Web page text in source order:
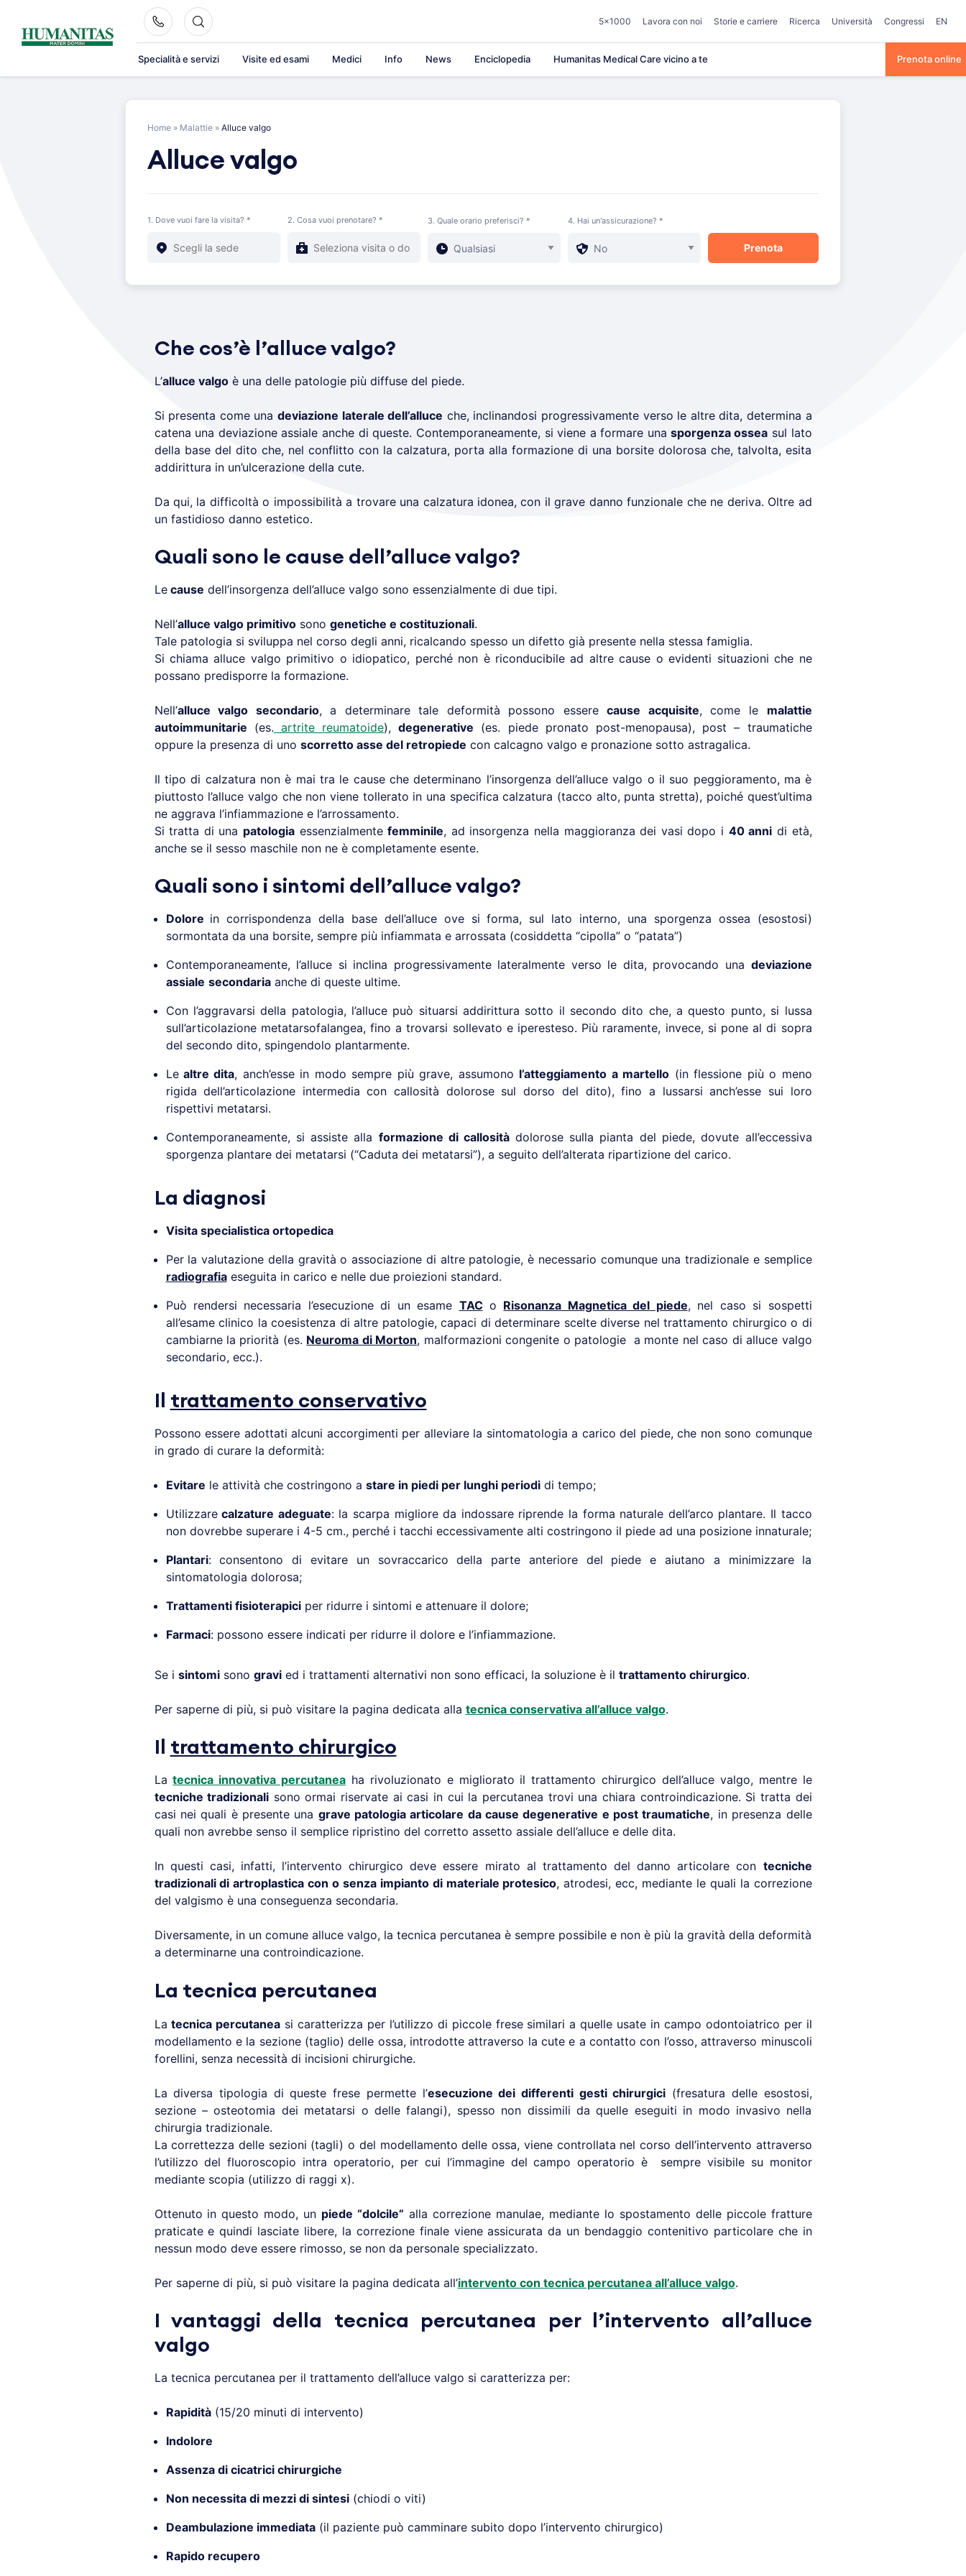
content
5×1000 Lavora con noi Storie e carriere Ricerca Università Congressi EN
Specialità e servizi Visite ed esami Medici Info News Enciclopedia Humanitas Medical Care vicino a te Prenota online
Home » Malattie » Alluce valgo
Alluce valgo
1. Dove vuoi fare la visita? * 2. Cosa vuoi prenotare? * 3. Quale orario preferisci? * 4. Hai un'assicurazione? *
Che cos’è l’alluce valgo?
L’alluce valgoè una delle patologie più diffuse del piede.
Si presenta come una deviazione laterale dell’alluce che, inclinandosi progressivamente verso le altre dita, determina a
catena una deviazione assiale anche di queste. Contemporaneamente, si viene a formare una sporgenza ossea sul lato
della base del dito che, nel conflitto con la calzatura, porta alla formazione di una borsite dolorosa che, talvolta, esita
addirittura in un’ulcerazione della cute.
Da qui, la difficoltà o impossibilità a trovare una calzatura idonea, con il grave danno funzionale che ne deriva. Oltre ad
un fastidioso danno estetico.
Quali sono le cause dell’alluce valgo?
Lecause dell’insorgenza dell’alluce valgo sono essenzialmente di due tipi.
Nell’alluce valgo primitivosono genetiche e costituzionali.
Tale patologia si sviluppa nel corso degli anni, ricalcando spesso un difetto già presente nella stessa famiglia.
Si chiama alluce valgo primitivo o idiopatico, perché non è riconducibile ad altre cause o evidenti situazioni che ne
possano predisporre la formazione.
Nell’alluce valgo secondario, a determinare tale deformità possono esserecause acquisite, come le malattie
autoimmunitarie (es. artrite reumatoide),degenerative (es. piede pronato post-menopausa), post – traumatiche
oppure la presenza di uno scorretto asse del retropiede con calcagno valgo e pronazione sotto astragalica.
Il tipo di calzatura non è mai tra le cause che determinano l’insorgenza dell’alluce valgo o il suo peggioramento, ma è
piuttosto l’alluce valgo che non viene tollerato in una specifica calzatura (tacco alto, punta stretta), poiché quest’ultima
ne aggrava l’infiammazione e l’arrossamento.
Si tratta di una patologiaessenzialmentefemminile, ad insorgenza nella maggioranza dei vasi dopo i 40 anni di età,
anche se il sesso maschile non ne è completamente esente.
Quali sono i sintomi dell’alluce valgo?
Dolore in corrispondenza della base dell’alluce ove si forma, sul lato interno, una sporgenza ossea (esostosi)
sormontata da una borsite, sempre più infiammata e arrossata (cosiddetta “cipolla” o “patata”)
Contemporaneamente, l’alluce si inclina progressivamente lateralmente verso le dita, provocando una deviazione
assiale secondariaanche di queste ultime.
Con l’aggravarsi della patologia, l’alluce può situarsi addirittura sotto il secondo dito che, a questo punto, si lussa
sull’articolazione metatarsofalangea, fino a trovarsi sollevato e iperesteso. Più raramente, invece, si pone al di sopra
del secondo dito, spingendolo plantarmente.
Lealtre dita, anch’esse in modo sempre più grave, assumono l’atteggiamento a martello (in flessione più o meno
rigida dell’articolazione intermedia con callosità dolorose sul dorso del dito), fino a lussarsi anch’esse sui loro
rispettivi metatarsi.
Contemporaneamente, si assiste alla formazione di callosità dolorose sulla pianta del piede, dovute all’eccessiva
sporgenza plantare dei metatarsi (“Caduta dei metatarsi”), a seguito dell’alterata ripartizione del carico.
La diagnosi
Visita specialistica ortopedica
Per la valutazione della gravità o associazione di altre patologie, è necessario comunque una tradizionale e semplice
radiografiaeseguita in carico e nelle due proiezioni standard.
Può rendersi necessaria l’esecuzione di un esame TACo Risonanza Magnetica del piede, nel caso si sospetti
all’esame clinico la coesistenza di altre patologie, capaci di determinare scelte diverse nel trattamento chirurgico o di
cambiarne la priorità (es. Neuroma di Morton, malformazioni congenite o patologie a monte nel caso di alluce valgo
secondario, ecc.).
trattamento conservativo
Possono essere adottati alcuni accorgimenti per alleviare la sintomatologia a carico del piede, che non sono comunque
in grado di curare la deformità:
Evitare le attività che costringono a stare in piedi per lunghi periodidi tempo;
Utilizzarecalzature adeguate: la scarpa migliore da indossare riprende la forma naturale dell’arco plantare. Il tacco
non dovrebbe superare i 4-5 cm., perché i tacchi eccessivamente alti costringono il piede ad una posizione innaturale;
Plantari: consentono di evitare un sovraccarico della parte anteriore del piede e aiutano a minimizzare la
sintomatologia dolorosa;
Trattamenti fisioterapiciper ridurre i sintomi e attenuare il dolore;
Farmaci: possono essere indicati per ridurre il dolore e l’infiammazione.
Se i sintomisono gravied i trattamenti alternativi non sono efficaci, la soluzione è il trattamento chirurgico.
Per saperne di più, si può visitare la pagina dedicata alla tecnica conservativa all’alluce valgo.
trattamento chirurgico
Latecnica innovativa percutanea ha rivoluzionato e migliorato il trattamento chirurgico dell’alluce valgo, mentre le
tecniche tradizionali sono ormai riservate ai casi in cui la percutanea trovi una chiara controindicazione. Si tratta dei
casi nei quali è presente una grave patologia articolare da cause degenerative e post traumatiche, in presenza delle
quali non avrebbe senso il semplice ripristino del corretto assetto assiale dell’alluce e delle dita.
In questi casi, infatti, l’intervento chirurgico deve essere mirato al trattamento del danno articolare con tecniche
tradizionali di artroplastica con o senza impianto di materiale protesico, atrodesi, ecc, mediante le quali la correzione
del valgismo è una conseguenza secondaria.
Diversamente, in un comune alluce valgo, la tecnica percutanea è sempre possibile e non è più la gravità della deformità
a determinarne una controindicazione.
La tecnica percutanea
Latecnica percutanea si caratterizza per l’utilizzo di piccole frese similari a quelle usate in campo odontoiatrico per il
modellamento e la sezione (taglio) delle ossa, introdotte attraverso la cute e a contatto con l’osso, attraverso minuscoli
forellini, senza necessità di incisioni chirurgiche.
La diversa tipologia di queste frese permette l’esecuzione dei differenti gesti chirurgici (fresatura delle esostosi,
sezione – osteotomia dei metatarsi o delle falangi), spesso non dissimili da quelle eseguiti in modo invasivo nella
chirurgia tradizionale.
La correttezza delle sezioni (tagli) o del modellamento delle ossa, viene controllata nel corso dell’intervento attraverso
l’utilizzo del fluoroscopio intra operatorio, per cui l’immagine del campo operatorio è sempre visibile su monitor
mediante scopia (utilizzo di raggi x).
Ottenuto in questo modo, un piede “dolcile” alla correzione manulae, mediante lo spostamento delle piccole fratture
praticate e quindi lasciate libere, la correzione finale viene assicurata da un bendaggio contenitivo particolare che in
nessun modo deve essere rimosso, se non da personale specializzato.
Per saperne di più, si può visitare la pagina dedicata all’intervento con tecnica percutanea all’alluce valgo.
I vantaggi della tecnica percutanea per l’intervento all’alluce
valgo
La tecnica percutanea per il trattamento dell’alluce valgo si caratterizza per:
Rapidità(15/20 minuti di intervento)
Indolore
Assenza di cicatrici chirurgiche
Non necessita di mezzi di sintesi(chiodi o viti)
Deambulazione immediata(il paziente può camminare subito dopo l’intervento chirurgico)
Rapido recupero